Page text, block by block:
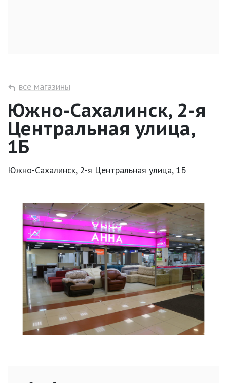
все магазины
Южно-Сахалинск, 2-я
Центральная улица,
1Б
Южно-Сахалинск, 2-я Центральная улица, 1Б